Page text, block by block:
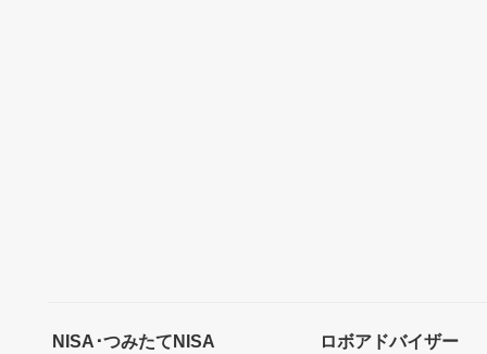
NISA･つみたてNISA ロボアドバイザー